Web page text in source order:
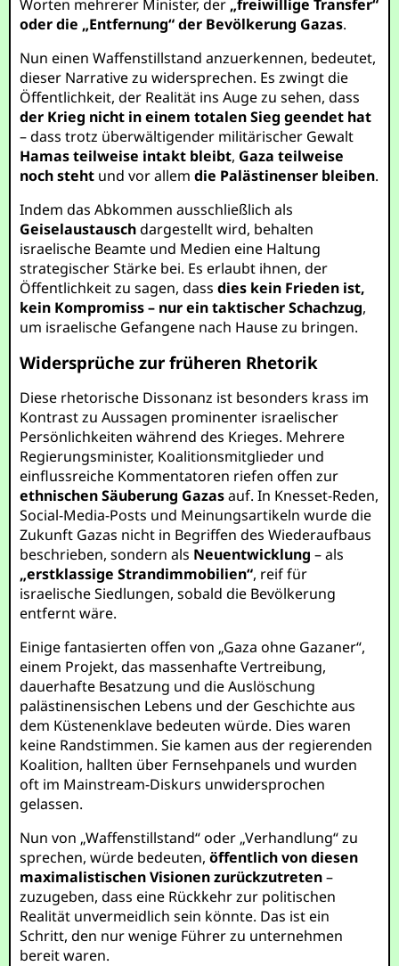
Worten mehrerer Minister, der „freiwillige Transfer“
oder die „Entfernung“ der Bevölkerung Gazas.
Nun einen Waffenstillstand anzuerkennen, bedeutet,
dieser Narrative zu widersprechen. Es zwingt die
Öffentlichkeit, der Realität ins Auge zu sehen, dass
der Krieg nicht in einem totalen Sieg geendet hat
– dass trotz überwältigender militärischer Gewalt
Hamas teilweise intakt bleibt, Gaza teilweise
noch steht und vor allemdie Palästinenser bleiben.
Indem das Abkommen ausschließlich als
Geiselaustauschdargestellt wird, behalten
israelische Beamte und Medien eine Haltung
strategischer Stärke bei. Es erlaubt ihnen, der
Öffentlichkeit zu sagen, dassdies kein Frieden ist,
kein Kompromiss – nur ein taktischer Schachzug,
um israelische Gefangene nach Hause zu bringen.
Widersprüche zur früheren Rhetorik
Diese rhetorische Dissonanz ist besonders krass im
Kontrast zu Aussagen prominenter israelischer
Persönlichkeiten während des Krieges. Mehrere
Regierungsminister, Koalitionsmitglieder und
einflussreiche Kommentatoren riefen offen zur
ethnischen Säuberung Gazasauf. In Knesset-Reden,
Social-Media-Posts und Meinungsartikeln wurde die
Zukunft Gazas nicht in Begriffen des Wiederaufbaus
beschrieben, sondern als Neuentwicklung – als
„erstklassige Strandimmobilien“, reif für
israelische Siedlungen, sobald die Bevölkerung
entfernt wäre.
Einige fantasierten offen von „Gaza ohne Gazaner“,
einem Projekt, das massenhafte Vertreibung,
dauerhafte Besatzung und die Auslöschung
palästinensischen Lebens und der Geschichte aus
dem Küstenenklave bedeuten würde. Dies waren
keine Randstimmen. Sie kamen aus der regierenden
Koalition, hallten über Fernsehpanels und wurden
oft im Mainstream-Diskurs unwidersprochen
gelassen.
Nun von „Waffenstillstand“ oder „Verhandlung“ zu
sprechen, würde bedeuten,öffentlich von diesen
maximalistischen Visionen zurückzutreten–
zuzugeben, dass eine Rückkehr zur politischen
Realität unvermeidlich sein könnte. Das ist ein
Schritt, den nur wenige Führer zu unternehmen
bereit waren.